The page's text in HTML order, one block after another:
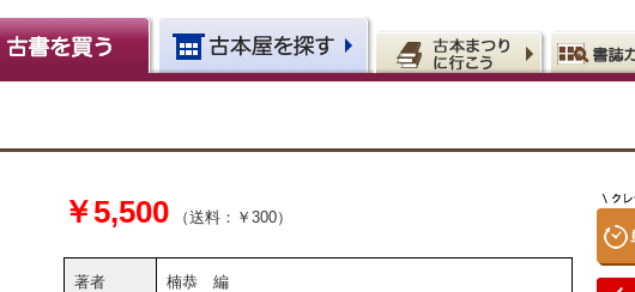
￥5,500 （送料：￥300）
著者 楠恭 編